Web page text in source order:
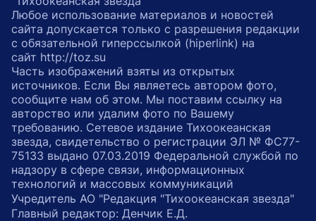
Любое использование материалов и новостей
сайта допускается только с разрешения редакции
с обязательной гиперссылкой (hiperlink) на
сайт http://toz.su
Часть изображений взяты из открытых
источников. Если Вы являетесь автором фото,
сообщите нам об этом. Мы поставим ссылку на
авторство или удалим фото по Вашему
требованию. Сетевое издание Тихоокеанская
звезда, свидетельство о регистрации ЭЛ № ФС77-
75133 выдано 07.03.2019 Федеральной службой по
надзору в сфере связи, информационных
технологий и массовых коммуникаций
Учредитель АО "Редакция "Тихоокеанская звезда"
Главный редактор: Денчик Е.Д.